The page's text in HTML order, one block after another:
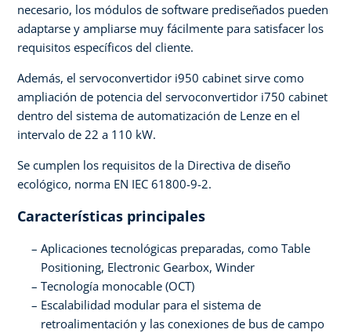
necesario, los módulos de software prediseñados pueden
adaptarse y ampliarse muy fácilmente para satisfacer los
requisitos específicos del cliente.
Además, el servoconvertidor i950 cabinet sirve como
ampliación de potencia del servoconvertidor i750 cabinet
dentro del sistema de automatización de Lenze en el
intervalo de 22 a 110 kW.
Se cumplen los requisitos de la Directiva de diseño
ecológico, norma EN IEC 61800-9-2.
Características principales
Aplicaciones tecnológicas preparadas, como Table
Positioning, Electronic Gearbox, Winder
Tecnología monocable (OCT)
Escalabilidad modular para el sistema de
retroalimentación y las conexiones de bus de campo